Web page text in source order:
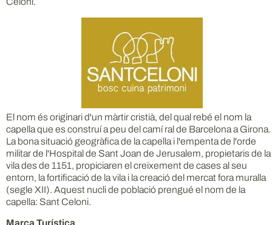
El nom és originari d'un màrtir cristià, del qual rebé el nom la
capella que es construí a peu del camí ral de Barcelona a Girona.
La bona situació geogràfica de la capella i l'empenta de l'orde
militar de l'Hospital de Sant Joan de Jerusalem, propietaris de la
vila des de 1151, propiciaren el creixement de cases al seu
entorn, la fortificació de la vila i la creació del mercat fora muralla
(segle XII). Aquest nucli de població prengué el nom de la
capella: Sant Celoni.